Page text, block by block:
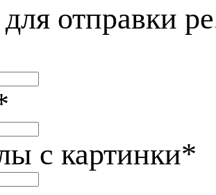
отправки
с картинки*